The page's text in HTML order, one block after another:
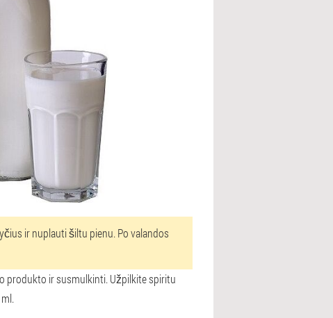
ir nuplauti šiltu pienu. Po valandos
produkto ir susmulkinti. Užpilkite spiritu